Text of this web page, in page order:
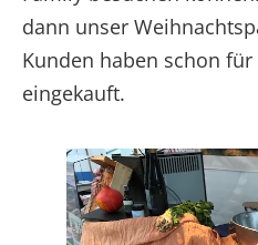
dann unser
Kunden haben schon
eingekauft.